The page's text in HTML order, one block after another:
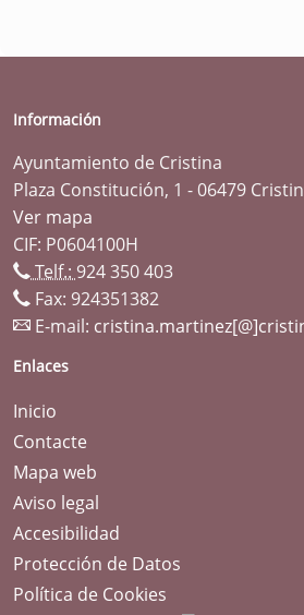
Información
Ayuntamiento de Cristina
Plaza Constitución, 1 - 06479
Ver mapa
CIF: P0604100H
Telf.: 924 350 403
Fax: 924351382
E-mail:
Enlaces
Inicio
Contacte
Mapa web
Aviso legal
Accesibilidad
Protección de Datos
Política de Cookies